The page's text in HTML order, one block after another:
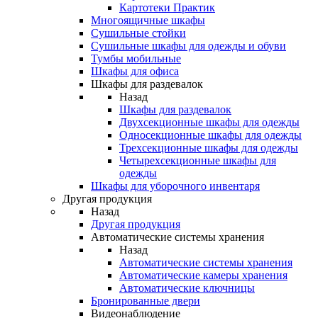
Картотеки Практик
Многоящичные шкафы
Сушильные стойки
Сушильные шкафы для одежды и обуви
Тумбы мобильные
Шкафы для офиса
Шкафы для раздевалок
Назад
Шкафы для раздевалок
Двухсекционные шкафы для одежды
Односекционные шкафы для одежды
Трехсекционные шкафы для одежды
Четырехсекционные шкафы для
одежды
Шкафы для уборочного инвентаря
Другая продукция
Назад
Другая продукция
Автоматические системы хранения
Назад
Автоматические системы хранения
Автоматические камеры хранения
Автоматические ключницы
Бронированные двери
Видеонаблюдение